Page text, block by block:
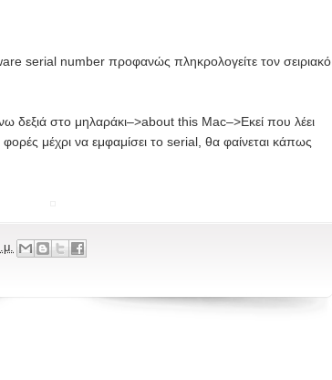
serial number προφανώς πληκρολογείτε τον σειριακό
δεξιά στο μηλαράκι–>about this Mac–>Εκεί που λέει
μέχρι να εμφαμίσει το serial, θα φαίνεται κάπως